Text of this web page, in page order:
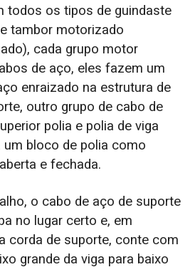
todos os tipos de guindaste
tambor motorizado
cada grupo motor
de aço, eles fazem um
enraizado na estrutura de
outro grupo de cabo de
polia e polia de viga
bloco de polia como
e fechada.
o cabo de aço de suporte
no lugar certo e, em
corda de suporte, conte com
grande da viga para baixo